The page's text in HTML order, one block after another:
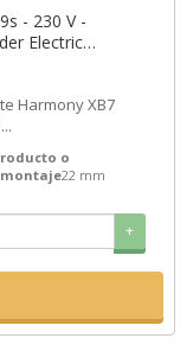
- 230 V -
Electric
Harmony XB7
o
22 mm
+